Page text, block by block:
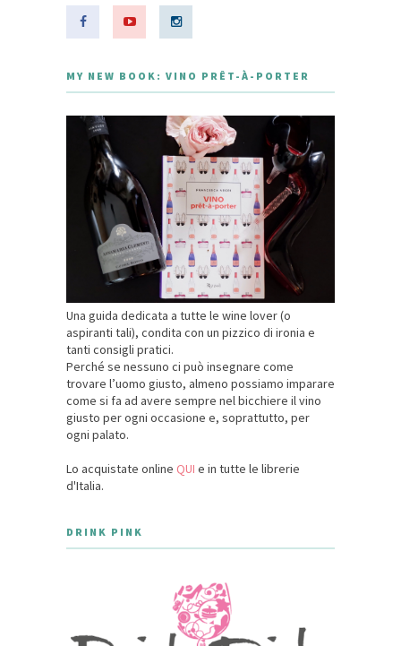
MY NEW BOOK: VINO PRÊT-À-PORTER
Una guida dedicata a tutte le wine lover (o
aspiranti tali), condita con un pizzico di ironia e
tanti consigli pratici.
Perché se nessuno ci può insegnare come
trovare l’uomo giusto, almeno possiamo imparare
come si fa ad avere sempre nel bicchiere il vino
giusto per ogni occasione e, soprattutto, per
ogni palato.
Lo acquistate online QUI e in tutte le librerie
d'Italia.
DRINK PINK